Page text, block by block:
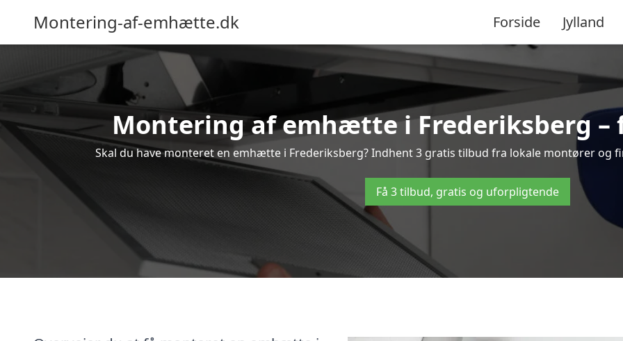
Montering-af-emhætte.dk Forside Jylland
Montering af emhætte i Frederiksberg –
Skal du have monteret en emhætte i Frederiksberg? Indhent 3 gratis tilbud fra lokale montører og
Få 3 tilbud, gratis og uforpligtende